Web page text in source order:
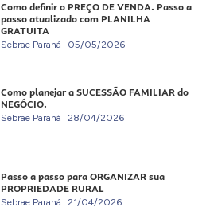
Como definir o PREÇO DE VENDA. Passo a
passo atualizado com PLANILHA
GRATUITA
Sebrae Paraná 05/05/2026
Como planejar a SUCESSÃO FAMILIAR do
NEGÓCIO.
Sebrae Paraná 28/04/2026
Passo a passo para ORGANIZAR sua
PROPRIEDADE RURAL
Sebrae Paraná 21/04/2026